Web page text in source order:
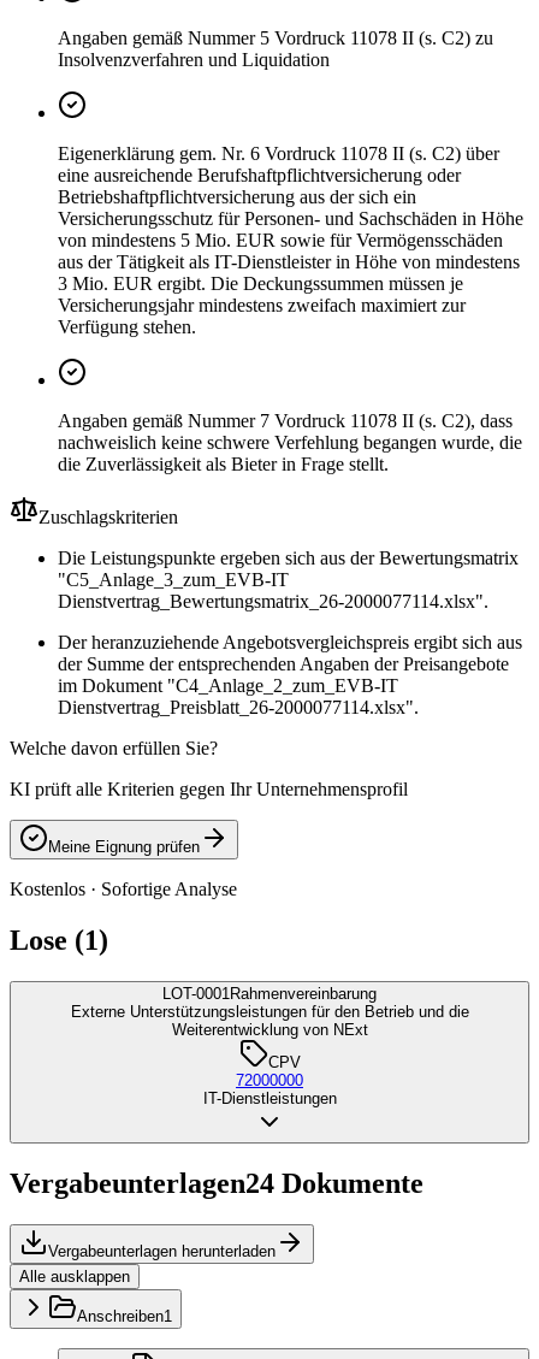
Angaben gemäß Nummer 5 Vordruck 11078 II (s. C2) zu
Insolvenzverfahren und Liquidation
Eigenerklärung gem. Nr. 6 Vordruck 11078 II (s. C2) über
eine ausreichende Berufshaftpflichtversicherung oder
Betriebshaftpflichtversicherung aus der sich ein
Versicherungsschutz für Personen- und Sachschäden in Höhe
von mindestens 5 Mio. EUR sowie für Vermögensschäden
aus der Tätigkeit als IT-Dienstleister in Höhe von mindestens
3 Mio. EUR ergibt. Die Deckungssummen müssen je
Versicherungsjahr mindestens zweifach maximiert zur
Verfügung stehen.
Angaben gemäß Nummer 7 Vordruck 11078 II (s. C2), dass
nachweislich keine schwere Verfehlung begangen wurde, die
die Zuverlässigkeit als Bieter in Frage stellt.
Zuschlagskriterien
Die Leistungspunkte ergeben sich aus der Bewertungsmatrix
"C5_Anlage_3_zum_EVB-IT
Dienstvertrag_Bewertungsmatrix_26-2000077114.xlsx".
Der heranzuziehende Angebotsvergleichspreis ergibt sich aus
der Summe der entsprechenden Angaben der Preisangebote
im Dokument "C4_Anlage_2_zum_EVB-IT
Dienstvertrag_Preisblatt_26-2000077114.xlsx".
Welche davon erfüllen Sie?
KI prüft alle Kriterien gegen Ihr Unternehmensprofil
Meine Eignung prüfen
Kostenlos · Sofortige Analyse
Lose (1)
LOT-0001Rahmenvereinbarung
Externe Unterstützungsleistungen für den Betrieb und die
Weiterentwicklung von NExt
CPV
72000000
IT-Dienstleistungen
Vergabeunterlagen24 Dokumente
Vergabeunterlagen herunterladen
Alle ausklappen
Anschreiben1